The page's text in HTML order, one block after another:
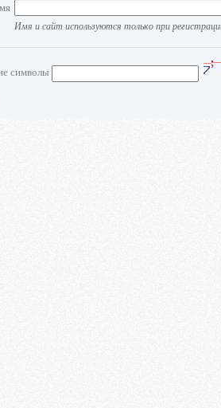
Имя и сайт используются только при
символы